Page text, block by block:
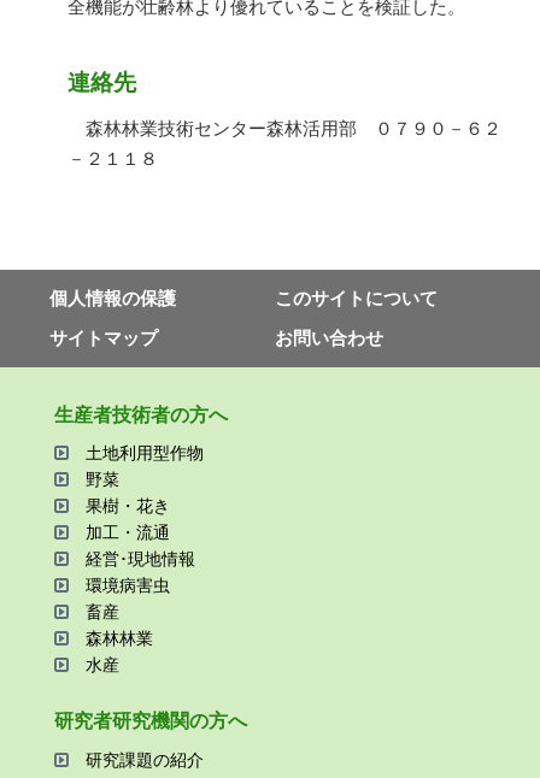
全機能が壮齢林より優れていることを検証した。
連絡先
森林林業技術センター森林活用部 ０７９０－６２
－２１１８
個⼈情報の保護
このサイトについて
サイトマップ
お問い合わせ
⽣産者技術者の⽅へ
⼟地利⽤型作物
野菜
果樹・花き
加⼯・流通
経営･現地情報
環境病害⾍
畜産
森林林業
⽔産
研究者研究機関の⽅へ
研究課題の紹介